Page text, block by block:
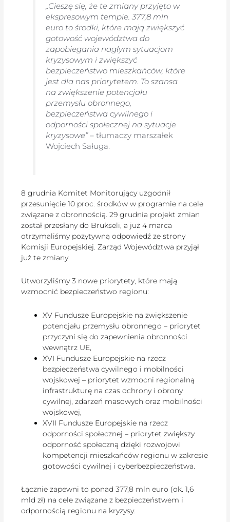
„Cieszę się, że te zmiany przyjęto w
ekspresowym tempie. 377,8 mln
euro to środki, które mają zwiększyć
gotowość województwa do
zapobiegania nagłym sytuacjom
kryzysowym i zwiększyć
bezpieczeństwo mieszkańców, które
jest dla nas priorytetem. To szansa
na zwiększenie potencjału
przemysłu obronnego,
bezpieczeństwa cywilnego i
odporności społecznej na sytuacje
kryzysowe”– tłumaczy marszałek
Wojciech Saługa.
8 grudnia Komitet Monitorujący uzgodnił
przesunięcie 10 proc. środków w programie na cele
związane z obronnością. 29 grudnia projekt zmian
został przesłany do Brukseli, a już 4 marca
otrzymaliśmy pozytywną odpowiedź ze strony
Komisji Europejskiej. Zarząd Województwa przyjął
już te zmiany.
Utworzyliśmy 3 nowe priorytety, które mają
wzmocnić bezpieczeństwo regionu:
XV Fundusze Europejskie na zwiększenie
potencjału przemysłu obronnego – priorytet
przyczyni się do zapewnienia obronności
wewnątrz UE,
XVI Fundusze Europejskie na rzecz
bezpieczeństwa cywilnego i mobilności
wojskowej – priorytet wzmocni regionalną
infrastrukturę na czas ochrony i obrony
cywilnej, zdarzeń masowych oraz mobilności
wojskowej,
XVII Fundusze Europejskie na rzecz
odporności społecznej – priorytet zwiększy
odporność społeczną dzięki rozwojowi
kompetencji mieszkańców regionu w zakresie
gotowości cywilnej i cyberbezpieczeństwa.
Łącznie zapewni to ponad 377,8 mln euro (ok. 1,6
mld zł) na cele związane z bezpieczeństwem i
odpornością regionu na kryzysy.